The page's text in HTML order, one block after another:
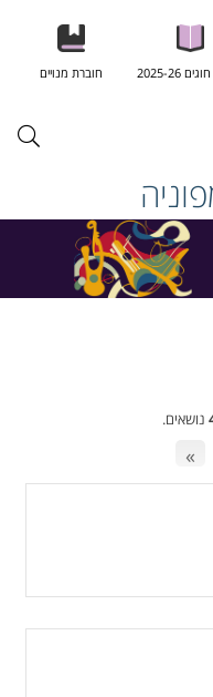
2025-26 חוברת מנויים
נושאים.
»